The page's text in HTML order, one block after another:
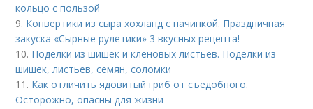
кольцо с пользой
9. Конвертики из сыра хохланд с начинкой. Праздничная
закуска «Сырные рулетики» 3 вкусных рецепта!
10. Поделки из шишек и кленовых листьев. Поделки из
шишек, листьев, семян, соломки
11. Как отличить ядовитый гриб от съедобного.
Осторожно, опасны для жизни